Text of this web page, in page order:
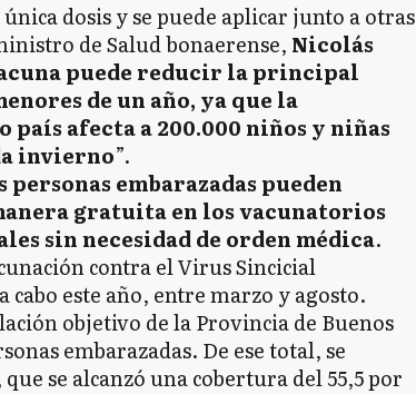
dosis y se puede aplicar junto a otras
de Salud bonaerense, Nicolás
puede reducir la principal
de un año, ya que la
afecta a 200.000 niños y niñas
invierno”.
personas embarazadas pueden
gratuita en los vacunatorios
sin necesidad de orden médica.
contra el Virus Sincicial
cabo este año, entre marzo y agosto.
objetivo de la Provincia de Buenos
embarazadas. De ese total, se
se alcanzó una cobertura del 55,5 por